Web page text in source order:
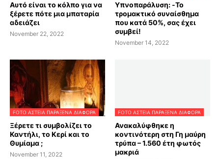
Αυτό είναι το κόλπο για να
ξέρετε πότε μια μπαταρία
αδειάζει
November 22, 2022
Υπνοπαράλυση: -Το
τρομακτικό συναίσθημα
που κατά 50%, σας έχει
συμβεί!
November 14, 2022
FOTO ΑΣΤΕΙΑ ΠΑΡΑΞΕΝΑ ΔΙΑΦΟΡΑ
Ξέρετε τι συμβολίζει το
Καντήλι, το Κερί και το
Θυμίαμα ;
November 11, 2022
FOTO ΑΣΤΕΙΑ ΠΑΡΑΞΕΝΑ ΔΙΑΦΟΡΑ
Ανακαλύφθηκε η
κοντινότερη στη Γη μαύρη
τρύπα – 1.560 έτη φωτός
μακριά